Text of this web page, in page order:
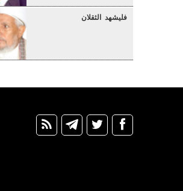
فليشهد الثقلان